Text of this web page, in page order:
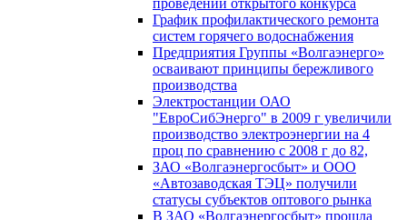
проведении открытого конкурса
График профилактического ремонта
систем горячего водоснабжения
Предприятия Группы «Волгаэнерго»
осваивают принципы бережливого
производства
Электростанции ОАО
"ЕвроСибЭнерго" в 2009 г увеличили
производство электроэнергии на 4
проц по сравнению с 2008 г до 82,
ЗАО «Волгаэнергосбыт» и ООО
«Автозаводская ТЭЦ» получили
статусы субъектов оптового рынка
В ЗАО «Волгаэнергосбыт» прошла